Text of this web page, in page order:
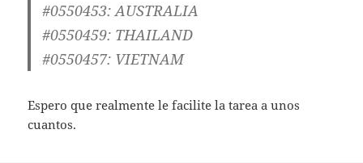
#0550453: AUSTRALIA
#0550459: THAILAND
#0550457: VIETNAM
Espero que realmente le facilite la tarea a unos
cuantos.